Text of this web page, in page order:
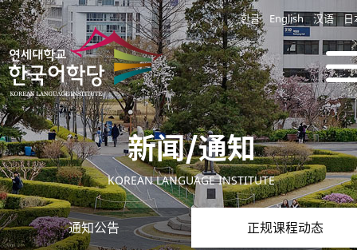
한글 English 汉语 日
新闻/通知
KOREAN LANGUAGE INSTITUTE
通知公告 正规课程动态